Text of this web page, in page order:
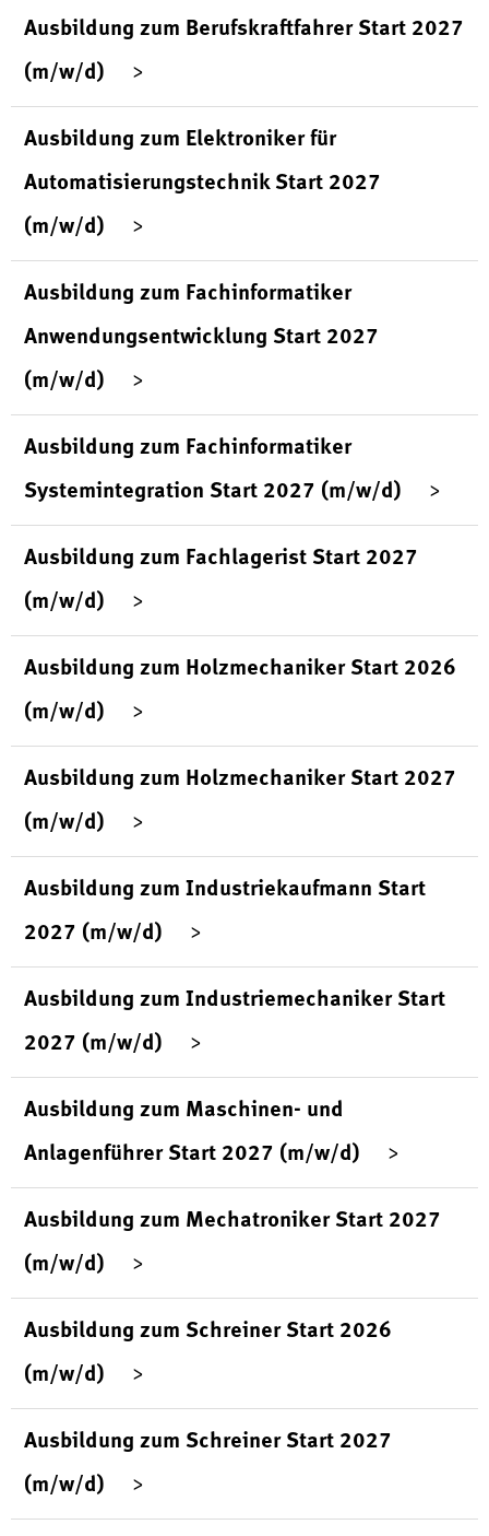
Ausbildung zum Berufskraftfahrer Start 2027
(m/w/d)
Ausbildung zum Elektroniker für
Automatisierungstechnik Start 2027
(m/w/d)
Ausbildung zum Fachinformatiker
Anwendungsentwicklung Start 2027
(m/w/d)
Ausbildung zum Fachinformatiker
Systemintegration Start 2027 (m/w/d)
Ausbildung zum Fachlagerist Start 2027
(m/w/d)
Ausbildung zum Holzmechaniker Start 2026
(m/w/d)
Ausbildung zum Holzmechaniker Start 2027
(m/w/d)
Ausbildung zum Industriekaufmann Start
2027 (m/w/d)
Ausbildung zum Industriemechaniker Start
2027 (m/w/d)
Ausbildung zum Maschinen- und
Anlagenführer Start 2027 (m/w/d)
Ausbildung zum Mechatroniker Start 2027
(m/w/d)
Ausbildung zum Schreiner Start 2026
(m/w/d)
Ausbildung zum Schreiner Start 2027
(m/w/d)